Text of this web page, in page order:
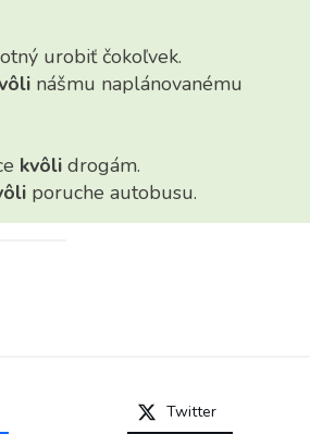
urobiť čokoľvek.
nášmu naplánovanému
kvôli drogám.
poruche autobusu.
Twitter